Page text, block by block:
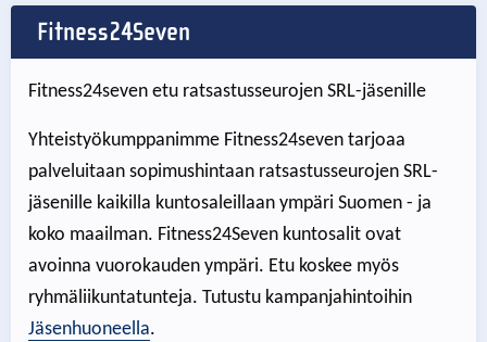
Fitness24Seven
Fitness24seven etu ratsastusseurojen SRL-jäsenille
Yhteistyökumppanimme Fitness24seven tarjoaa
palveluitaan sopimushintaan ratsastusseurojen SRL-
jäsenille kaikilla kuntosaleillaan ympäri Suomen - ja
koko maailman. Fitness24Seven kuntosalit ovat
avoinna vuorokauden ympäri. Etu koskee myös
ryhmäliikuntatunteja. Tutustu kampanjahintoihin
Jäsenhuoneella.